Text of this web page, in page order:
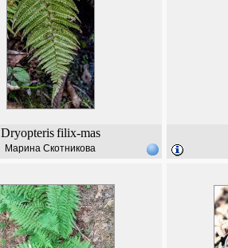
Dryopteris filix-mas
Марина Скотникова